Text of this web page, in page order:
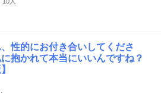
性的にお付き合いしてくださ
抱かれて本当にいいんですね？